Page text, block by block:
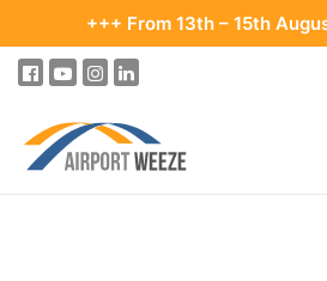
+++ From 13th – 15th August